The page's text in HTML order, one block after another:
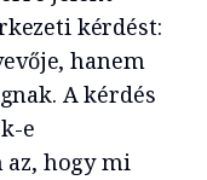
kérdést:
hanem
A kérdés
e
hogy mi